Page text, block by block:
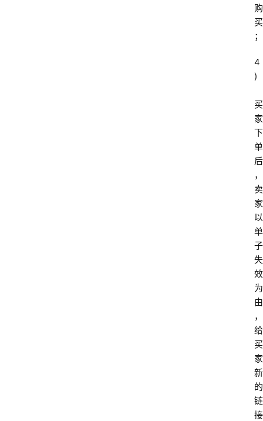
购
买
；
4
)
买
家
下
单
后
，
卖
家
以
单
子
失
效
为
由
，
给
买
家
新
的
链
接